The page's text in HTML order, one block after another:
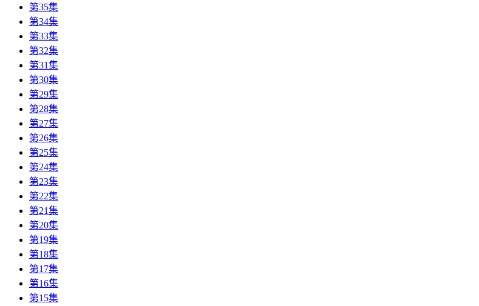
第35集
第34集
第33集
第32集
第31集
第30集
第29集
第28集
第27集
第26集
第25集
第24集
第23集
第22集
第21集
第20集
第19集
第18集
第17集
第16集
第15集